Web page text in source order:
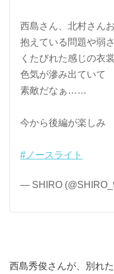
西島さん、北村さん
抱えている問題や弱
くたびれた感じの衣
色気が滲み出ていて
素敵だなぁ……
今から後編が楽しみ
#ノースライト
— SHIRO
西島秀俊さんが、別れ